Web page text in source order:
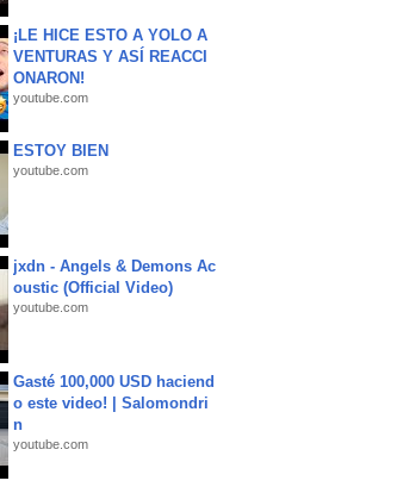
¡LE HICE ESTO A YOLO A
VENTURAS Y ASÍ REACCI
ONARON!
youtube.com
ESTOY BIEN
youtube.com
jxdn - Angels & Demons Ac
oustic (Official Video)
youtube.com
Gasté 100,000 USD haciend
o este video! | Salomondri
n
youtube.com